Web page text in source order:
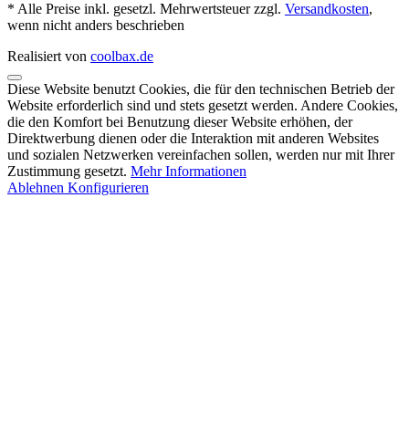
* Alle Preise inkl. gesetzl. Mehrwertsteuer zzgl. Versandkosten,
wenn nicht anders beschrieben
Realisiert von coolbax.de
Diese Website benutzt Cookies, die für den technischen Betrieb der
Website erforderlich sind und stets gesetzt werden. Andere Cookies,
die den Komfort bei Benutzung dieser Website erhöhen, der
Direktwerbung dienen oder die Interaktion mit anderen Websites
und sozialen Netzwerken vereinfachen sollen, werden nur mit Ihrer
Zustimmung gesetzt. Mehr Informationen
Ablehnen Konfigurieren